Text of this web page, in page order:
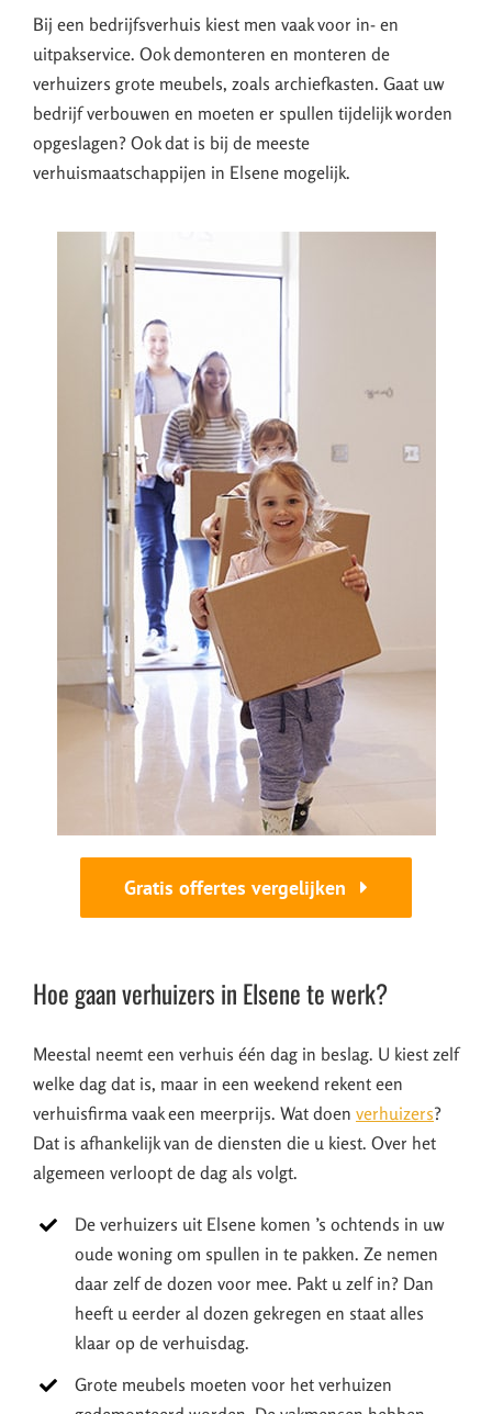
Bij een bedrijfsverhuis kiest men vaak voor in- en
uitpakservice. Ook demonteren en monteren de
verhuizers grote meubels, zoals archiefkasten. Gaat uw
bedrijf verbouwen en moeten er spullen tijdelijk worden
opgeslagen? Ook dat is bij de meeste
verhuismaatschappijen in Elsene mogelijk.
Gratis offertes vergelijken
Hoe gaan verhuizers in Elsene te werk?
Meestal neemt een verhuis één dag in beslag. U kiest zelf
welke dag dat is, maar in een weekend rekent een
verhuisfirma vaak een meerprijs. Wat doen verhuizers?
Dat is afhankelijk van de diensten die u kiest. Over het
algemeen verloopt de dag als volgt.
De verhuizers uit Elsene komen ’s ochtends in uw
oude woning om spullen in te pakken. Ze nemen
daar zelf de dozen voor mee. Pakt u zelf in? Dan
heeft u eerder al dozen gekregen en staat alles
klaar op de verhuisdag.
Grote meubels moeten voor het verhuizen